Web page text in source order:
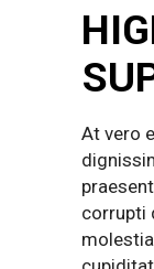
At vero
corrupti